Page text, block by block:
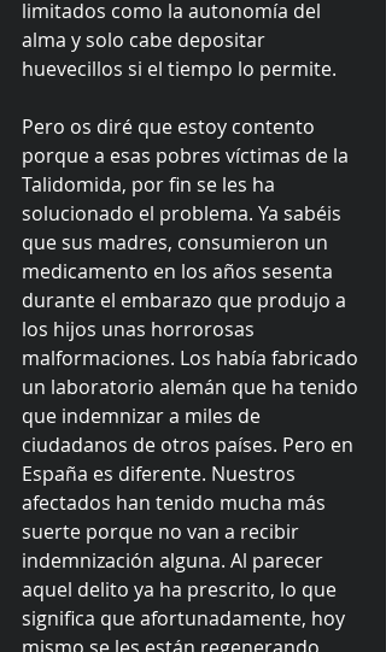
limitados como la autonomía del
alma y solo cabe depositar
huevecillos si el tiempo lo permite.
Pero os diré que estoy contento
porque a esas pobres víctimas de la
Talidomida, por fin se les ha
solucionado el problema. Ya sabéis
que sus madres, consumieron un
medicamento en los años sesenta
durante el embarazo que produjo a
los hijos unas horrorosas
malformaciones. Los había fabricado
un laboratorio alemán que ha tenido
que indemnizar a miles de
ciudadanos de otros países. Pero en
España es diferente. Nuestros
afectados han tenido mucha más
suerte porque no van a recibir
indemnización alguna. Al parecer
aquel delito ya ha prescrito, lo que
significa que afortunadamente, hoy